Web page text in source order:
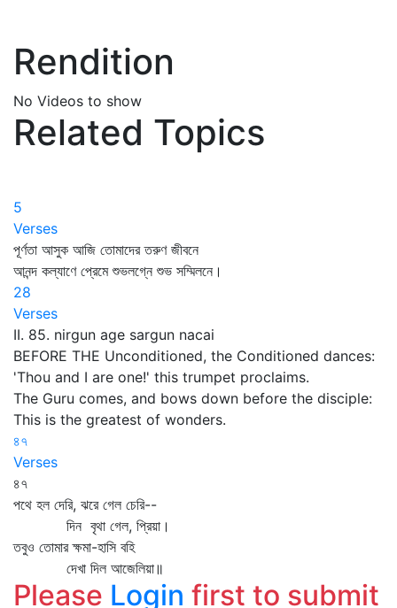
Rendition
No Videos to show
Related Topics
5
Verses
পূর্ণতা আসুক আজি তোমাদের তরুণ জীবনে
আনন্দ কল্যাণে প্রেমে শুভলগ্নে শুভ সম্মিলনে।
28
Verses
II. 85. nirgun age sargun nacai
BEFORE THE Unconditioned, the Conditioned dances:
'Thou and I are one!' this trumpet proclaims.
The Guru comes, and bows down before the disciple:
This is the greatest of wonders.
৪৭
Verses
৪৭
পথে হল দেরি, ঝরে গেল চেরি--
দিন বৃথা গেল, প্রিয়া।
তবুও তোমার ক্ষমা-হাসি বহি
দেখা দিল আজেলিয়া॥
Please Login first to submit